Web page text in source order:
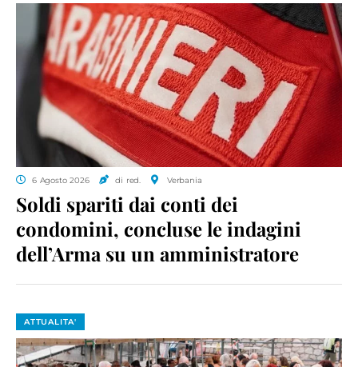
6 Agosto 2026 di red. Verbania
Soldi spariti dai conti dei
condomini, concluse le indagini
dell’Arma su un amministratore
ATTUALITA'